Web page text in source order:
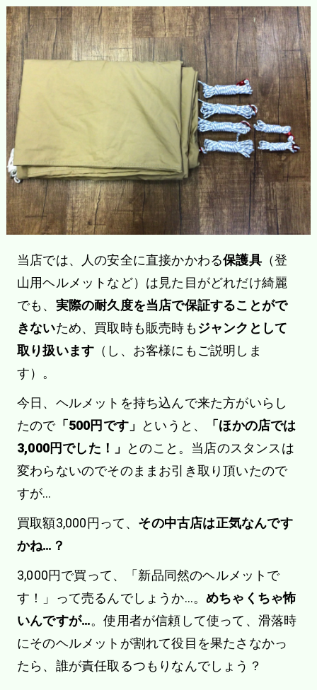
当店では、人の安全に直接かかわる保護具（登
山用ヘルメットなど）は見た目がどれだけ綺麗
でも、 実際の耐久度を当店で保証することがで
きないため、買取時も販売時もジャンクとして
取り扱います （し、お客様にもご説明しま
す）。
今日、ヘルメットを持ち込んで来た方がいらし
たので「500円です」 というと、
「ほかの店では
3,000円でした！」
とのこと。当店のスタンスは
変わらないのでそのままお引き取り頂いたので
すが…
買取額3,000円って、 その中古店は正気なんです
かね…？
3,000円で買って、「新品同然のヘルメットで
す！」って売るんでしょうか…。 めちゃくちゃ怖
いんですが…。使用者が信頼して使って、滑落時
にそのヘルメットが割れて役目を果たさなかっ
たら、誰が責任取るつもりなんでしょう？